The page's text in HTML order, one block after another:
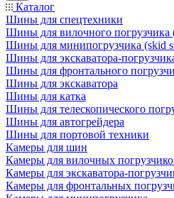
Каталог
Шины для спецтехники
Шины для вилочного погрузчика
Шины для минипогрузчика (skid
Шины для экскаватора-
Шины для фронтального
Шины для экскаватора
Шины для катка
Шины для телескопического
Шины для автогрейдера
Шины для портовой техники
Камеры для шин
Камеры для вилочных
Камеры для экскаватора-
Камеры для фронтальных